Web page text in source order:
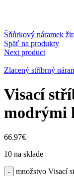
Šňůrkový náramek
Späť na produkty
Next product
Zlacený stříbrný
Visací
modrými
66.97€
10 na sklade
množstvo Visací